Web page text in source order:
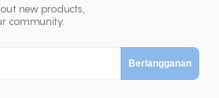
new products,
community.